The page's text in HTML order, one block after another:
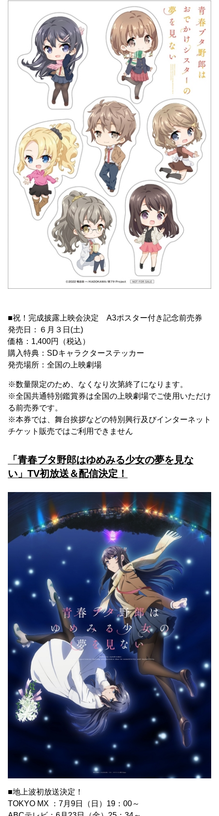
■祝！完成披露上映会決定 A3ポスター付き記念前売券
発売日：６月３日(土)
価格：1,400円（税込）
購入特典：SDキャラクターステッカー
発売場所：全国の上映劇場
※数量限定のため、なくなり次第終了になります。
※全国共通特別鑑賞券は全国の上映劇場でご使用いただけ
る前売券です。
※本券では、舞台挨拶などの特別興行及びインターネット
チケット販売ではご利用できません
「青春ブタ野郎はゆめみる少女の夢を見な
い」TV初放送＆配信決定！
■地上波初放送決定！
TOKYO MX ：7月9日（日）19：00～